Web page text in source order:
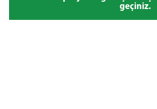
geçiniz.